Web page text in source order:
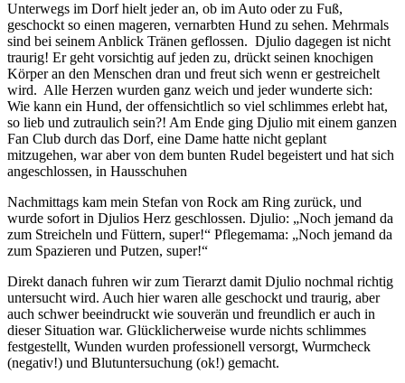
Unterwegs im Dorf hielt jeder an, ob im Auto oder zu Fuß,
geschockt so einen mageren, vernarbten Hund zu sehen. Mehrmals
sind bei seinem Anblick Tränen geflossen. Djulio dagegen ist nicht
traurig! Er geht vorsichtig auf jeden zu, drückt seinen knochigen
Körper an den Menschen dran und freut sich wenn er gestreichelt
wird. Alle Herzen wurden ganz weich und jeder wunderte sich:
Wie kann ein Hund, der offensichtlich so viel schlimmes erlebt hat,
so lieb und zutraulich sein?! Am Ende ging Djulio mit einem ganzen
Fan Club durch das Dorf, eine Dame hatte nicht geplant
mitzugehen, war aber von dem bunten Rudel begeistert und hat sich
angeschlossen, in Hausschuhen
Nachmittags kam mein Stefan von Rock am Ring zurück, und
wurde sofort in Djulios Herz geschlossen. Djulio: „Noch jemand da
zum Streicheln und Füttern, super!“ Pflegemama: „Noch jemand da
zum Spazieren und Putzen, super!“
Direkt danach fuhren wir zum Tierarzt damit Djulio nochmal richtig
untersucht wird. Auch hier waren alle geschockt und traurig, aber
auch schwer beeindruckt wie souverän und freundlich er auch in
dieser Situation war. Glücklicherweise wurde nichts schlimmes
festgestellt, Wunden wurden professionell versorgt, Wurmcheck
(negativ!) und Blutuntersuchung (ok!) gemacht.